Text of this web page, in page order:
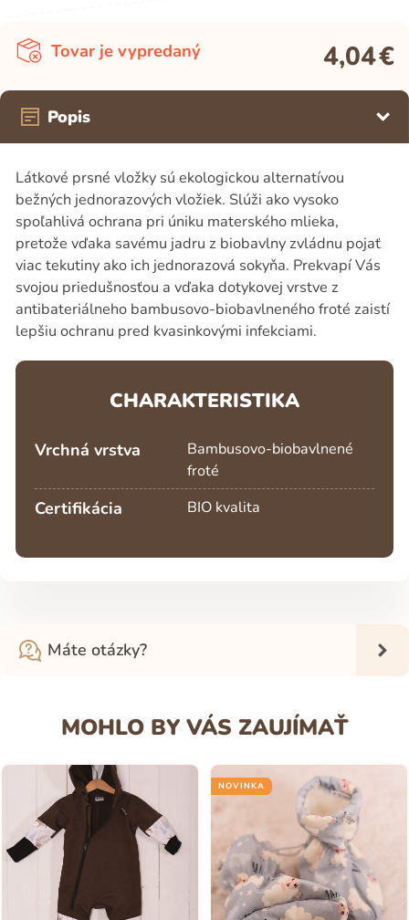
Tovar je vypredaný 4,04€
Popis
Látkové prsné vložky sú ekologickou alternatívou
bežných jednorazových vložiek. Slúži ako vysoko
spoľahlivá ochrana pri úniku materského mlieka,
pretože vďaka savému jadru z biobavlny zvládnu pojať
viac tekutiny ako ich jednorazová sokyňa. Prekvapí Vás
svojou priedušnosťou a vďaka dotykovej vrstve z
antibateriálneho bambusovo-biobavlneného froté zaistí
lepšiu ochranu pred kvasinkovými infekciami.
CHARAKTERISTIKA
Vrchná vrstva
Bambusovo-biobavlnené
froté
Certifikácia BIO kvalita
Máte otázky?
MOHLO BY VÁS ZAUJÍMAŤ
NOVINKA